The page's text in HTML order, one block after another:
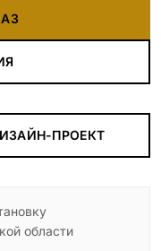
ПРОЕКТ
области